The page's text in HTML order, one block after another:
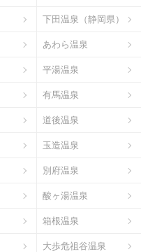
下田温泉（静岡県）
あわら温泉
平湯温泉
有馬温泉
道後温泉
玉造温泉
別府温泉
酸ヶ湯温泉
箱根温泉
大歩危祖谷温泉